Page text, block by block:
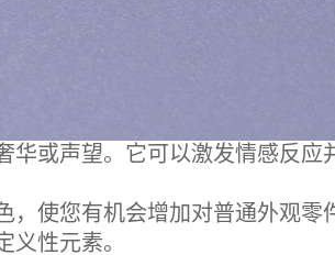
或声望。它可以激发情感反应
，使您有机会增加对普通外观
义性元素。